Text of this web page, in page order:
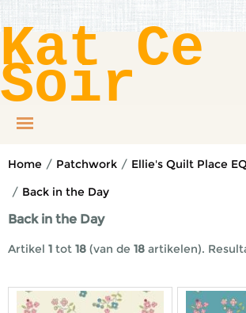
Kat Ce
Soir
Home / Patchwork / Ellie's Quilt Place
/ Back in the Day
Back in the Day
Artikel 1 tot 18 (van de 18 artikelen).